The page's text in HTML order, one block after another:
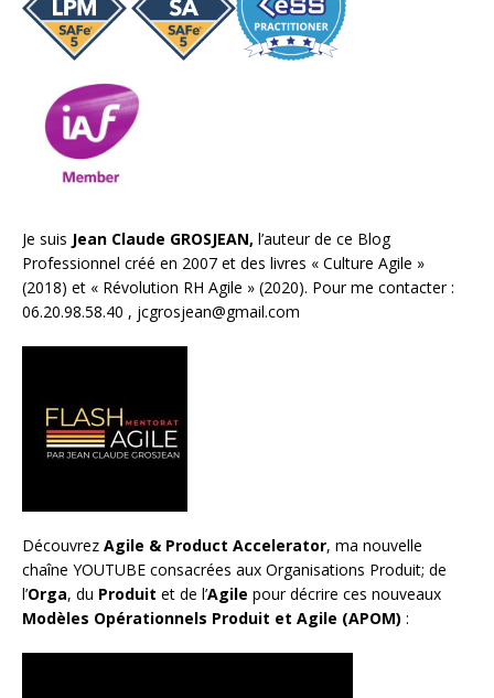
Je suis Jean Claude GROSJEAN, l’auteur de ce Blog
Professionnel créé en 2007 et des livres « Culture Agile »
(2018) et « Révolution RH Agile » (2020). Pour me contacter :
06.20.98.58.40 , jcgrosjean@gmail.com
Découvrez Agile & Product Accelerator, ma nouvelle
chaîne YOUTUBE consacrées aux Organisations Produit; de
l’Orga, du Produit et de l’Agile pour décrire ces nouveaux
Modèles Opérationnels Produit et Agile (APOM) :